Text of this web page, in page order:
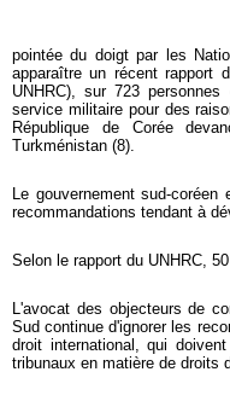
pointée du doigt par les
apparaître un récent rapport
UNHRC), sur 723
service militaire pour des
République de Corée
Turkménistan (8).
Le gouvernement sud-
recommandations tendant à
Selon le rapport du UNHRC,
L'avocat des objecteurs de
Sud continue d'ignorer les
droit international, qui
tribunaux en matière de droits